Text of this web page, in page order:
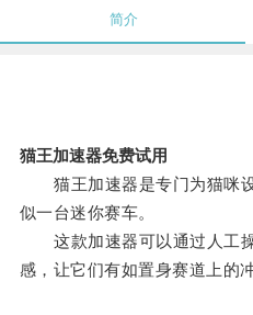
简介
猫王加速器免费试用
猫王加速器是专门为猫咪
似一台迷你赛车。
这款加速器可以通过人工操
感，让它们有如置身赛道上的